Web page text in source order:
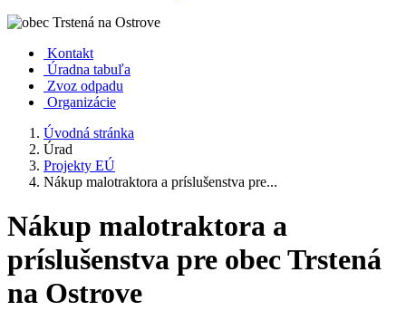
Kontakt
Úradna tabuľa
Zvoz odpadu
Organizácie
Úvodná stránka
Úrad
Projekty EÚ
Nákup malotraktora a príslušenstva pre...
Nákup malotraktora a
príslušenstva pre obec Trstená
na Ostrove